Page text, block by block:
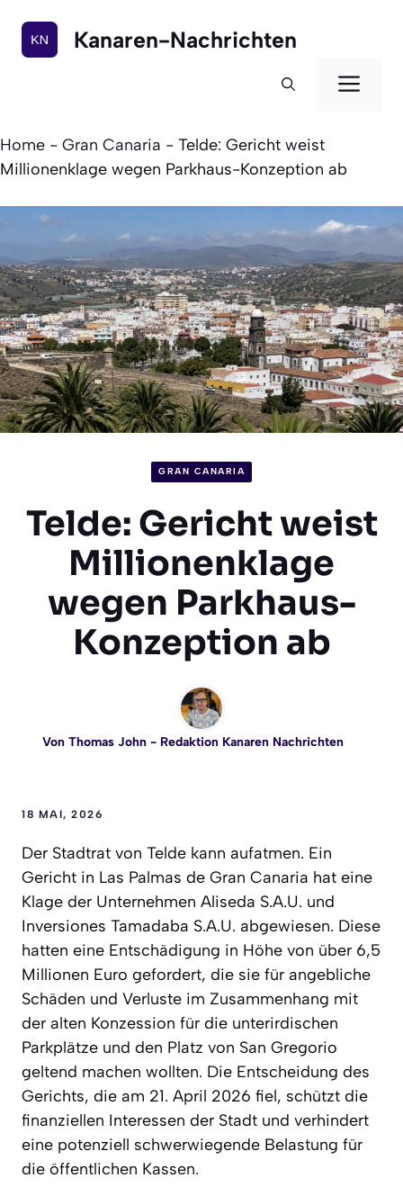
Inhalt
springen
Kanaren-Nachrichten
Home - Gran Canaria - Telde: Gericht weist
Millionenklage wegen Parkhaus-Konzeption ab
GRAN CANARIA
Telde: Gericht weist
Millionenklage
wegen Parkhaus-
Konzeption ab
Von Thomas John- Redaktion Kanaren Nachrichten
18 MAI, 2026
Der Stadtrat von Telde kann aufatmen. Ein
Gericht in Las Palmas de Gran Canaria hat eine
Klage der Unternehmen Aliseda S.A.U. und
Inversiones Tamadaba S.A.U. abgewiesen. Diese
hatten eine Entschädigung in Höhe von über 6,5
Millionen Euro gefordert, die sie für angebliche
Schäden und Verluste im Zusammenhang mit
der alten Konzession für die unterirdischen
Parkplätze und den Platz von San Gregorio
geltend machen wollten. Die Entscheidung des
Gerichts, die am 21. April 2026 fiel, schützt die
finanziellen Interessen der Stadt und verhindert
eine potenziell schwerwiegende Belastung für
die öffentlichen Kassen.